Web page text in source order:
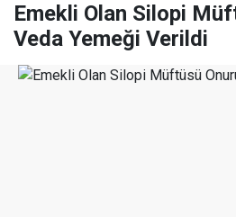
Emekli Olan Silopi
Veda Yemeği Verildi